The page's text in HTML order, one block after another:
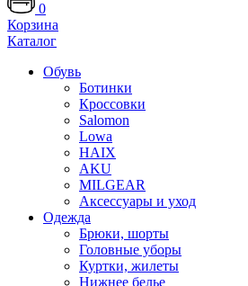
0
Корзина
Каталог
Обувь
Ботинки
Кроссовки
Salomon
Lowa
HAIX
AKU
MILGEAR
Аксессуары и уход
Одежда
Брюки, шорты
Головные уборы
Куртки, жилеты
Нижнее белье